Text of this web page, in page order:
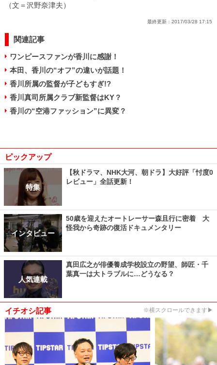
（文＝沢野奈津夫）
最終更新： 2017/03/28 17:15
関連記事
ワンピースファンが香川に感謝！
本田、香川の“オフ”の違いが話題！
香川所属の監督が子どもすぎ!?
香川真司所属クラブ新監督はKY？
香川の“空港ファッション”に異変？
ピックアップ
特集
【秋ドラマ、NHK大河、朝ドラ】大好評「忖度0
レビュー」全話更新！
インタビュー
50歳を迎えたオートレーサー森且行に密着 大
怪我から奇跡の復活ドキュメンタリー
人気連載
真田広之が俳優養成学校設立の野望、師匠・千
葉真一は大トラブルに…どうなる？
イチオシ記事 ※横スクロールできます▶